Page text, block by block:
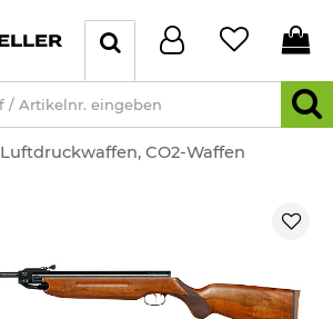
Luftdruckwaffen, CO2-Waffen